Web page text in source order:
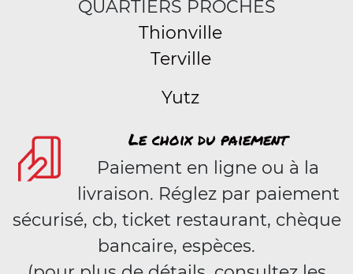
QUARTIERS PROCHES
Thionville
Terville
Yutz
Le choix du paiement
Paiement en ligne ou à la
livraison. Réglez par paiement
sécurisé, cb, ticket restaurant, chèque
bancaire, espèces.